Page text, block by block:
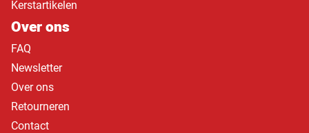
Kerstartikelen
Over ons
FAQ
Newsletter
Over ons
Retourneren
Contact